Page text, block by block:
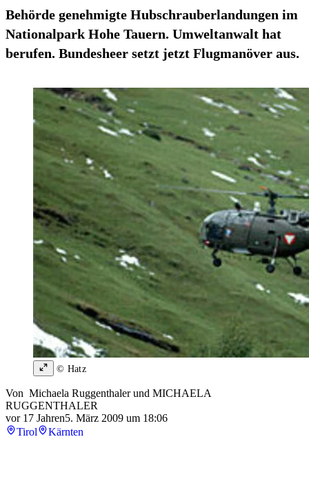
Behörde genehmigte Hubschrauberlandungen im
Nationalpark Hohe Tauern. Umweltanwalt hat
berufen. Bundesheer setzt jetzt Flugmanöver aus.
© Hatz
Von Michaela Ruggenthalerund MICHAELA
RUGGENTHALER
vor 17 Jahren5. März 2009 um 18:06
Tirol
Kärnten